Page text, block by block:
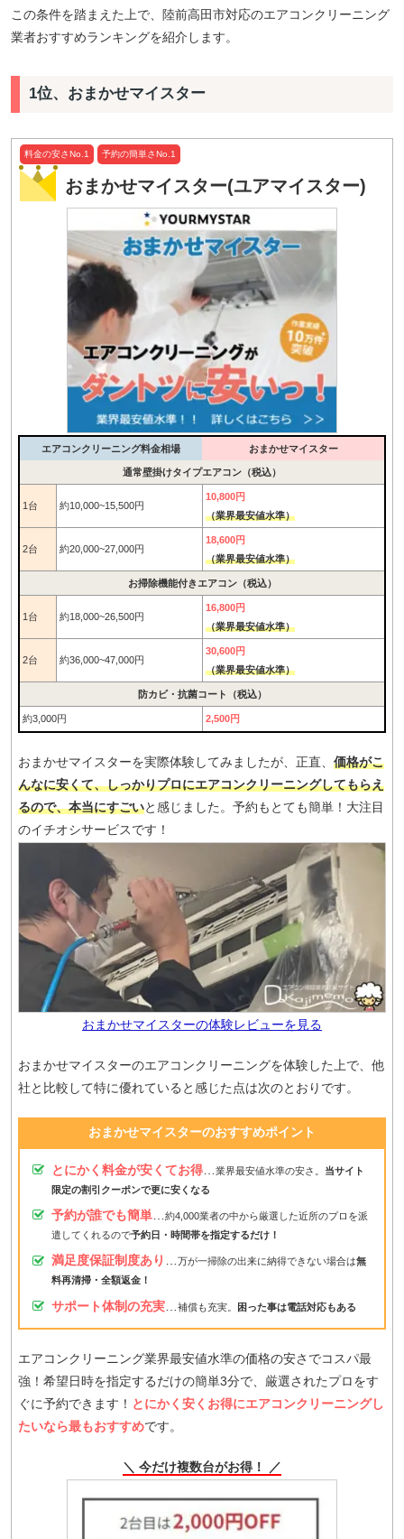
この条件を踏まえた上で、陸前高田市対応のエアコンクリーニング
業者おすすめランキングを紹介します。
1位、おまかせマイスター
料金の安さNo.1 予約の簡単さNo.1
おまかせマイスター(ユアマイスター)
エアコンクリーニング料金相場 おまかせマイスター
通常壁掛けタイプエアコン（税込）
1台 約10,000~15,500円
10,800円
（業界最安値水準）
2台 約20,000~27,000円
18,600円
（業界最安値水準）
お掃除機能付きエアコン（税込）
1台 約18,000~26,500円
16,800円
（業界最安値水準）
2台 約36,000~47,000円
30,600円
（業界最安値水準）
防カビ・抗菌コート（税込）
約3,000円 2,500円
おまかせマイスターを実際体験してみましたが、正直、 価格がこ
んなに安くて、しっかりプロにエアコンクリーニングしてもらえ
るので、本当にすごいと感じました。予約もとても簡単！大注目
のイチオシサービスです！
おまかせマイスターの体験レビューを見る
おまかせマイスターのエアコンクリーニングを体験した上で、他
社と比較して特に優れていると感じた点は次のとおりです。
おまかせマイスターのおすすめポイント
とにかく料金が安くてお得… 業界最安値水準の安さ。 当サイト
限定の割引クーポンで更に安くなる
予約が誰でも簡単…約4,000業者の中から厳選した近所のプロを派
遣してくれるので予約日・時間帯を指定するだけ！
満足度保証制度あり …万が一掃除の出来に納得できない場合は無
料再清掃・全額返金！
サポート体制の充実… 補償も充実。 困った事は電話対応もある
エアコンクリーニング業界最安値水準の価格の安さでコスパ最
強！希望日時を指定するだけの簡単3分で、厳選されたプロをす
ぐに予約できます！ とにかく安くお得にエアコンクリーニングし
たいなら最もおすすめです。
＼ 今だけ複数台がお得！ ／